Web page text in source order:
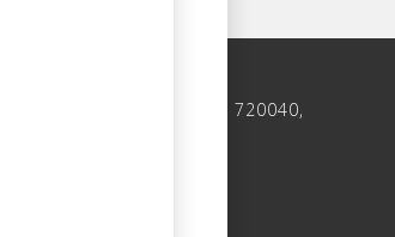
пр. Чуй 122, 4-ый этаж, 720040,